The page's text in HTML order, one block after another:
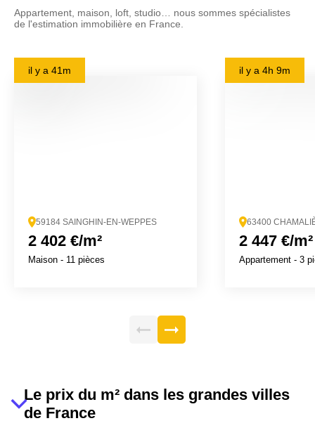
Appartement, maison, loft, studio… nous sommes spécialistes
de l'estimation immobilière en France.
il y a 41m
59184 SAINGHIN-EN-WEPPES
2 402 €/m²
Maison - 11 pièces
il y a 4h 9m
63400
2 447 €/m²
Appartement - 3
Le prix du m² dans les grandes villes
de France